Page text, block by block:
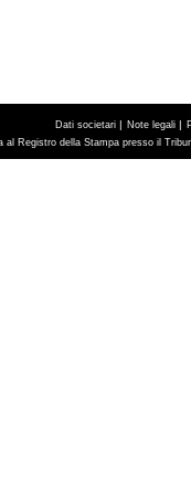
Dati societari | Note legali |
Registro della Stampa presso il